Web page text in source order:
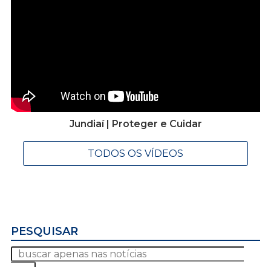
Jundiaí | Proteger e Cuidar
TODOS OS VÍDEOS
PESQUISAR